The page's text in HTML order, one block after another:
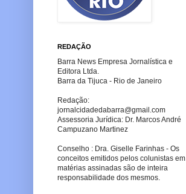
REDAÇÃO
Barra News Empresa Jornalística e
Editora Ltda.
Barra da Tijuca - Rio de Janeiro
Redação:
jornalcidadedabarra@gmail.com
Assessoria Jurídica: Dr. Marcos André
Campuzano Martinez
Conselho : Dra. Giselle Farinhas - Os
conceitos emitidos pelos colunistas em
matérias assinadas são de inteira
responsabilidade dos mesmos.